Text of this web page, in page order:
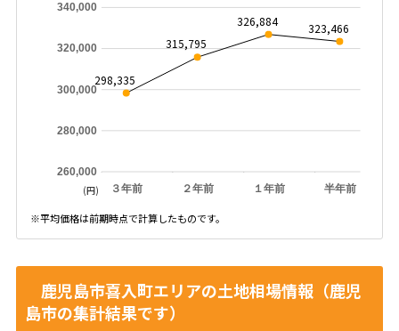
３年前 ２年前 １年前 半年前
260,000
280,000
300,000
320,000
340,000
298,335
315,795
326,884 323,466
(円)
※平均価格は前期時点で計算したものです。
鹿児島市喜入町エリアの土地相場情報（鹿児
島市の集計結果です）